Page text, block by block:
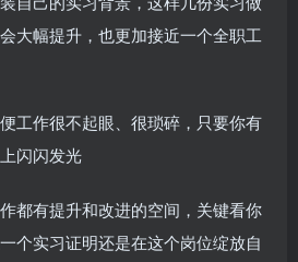
大幅提升，也更加接近一个全职工
工作很不起眼、很琐碎，只要你有
闪闪发光
都有提升和改进的空间，关键看你
个实习证明还是在这个岗位绽放自